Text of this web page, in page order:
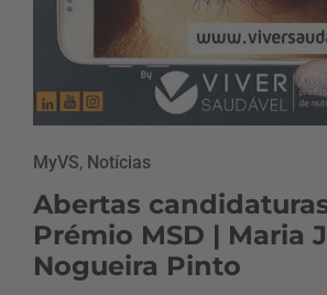
MyVS, Notícias
Abertas
Prémio MSD | Maria
Nogueira Pinto